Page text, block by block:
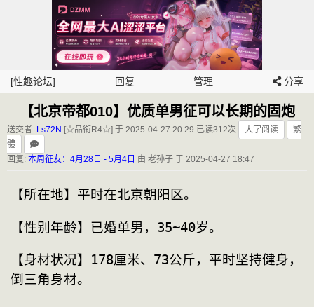
[性趣论坛] 回复 管理 分享
【北京帝都010】优质单男征可以长期的固炮
送交者: Ls72N [☆品衔R4☆] 于 2025-04-27 20:29 已读312次 大字阅读
繁
體
回复: 本周征友：4月28日 - 5月4日 由 老孙子 于 2025-04-27 18:47
【所在地】平时在北京朝阳区。
【性别年龄】已婚单男，35~40岁。
【身材状况】178厘米、73公斤，平时坚持健身，
倒三角身材。